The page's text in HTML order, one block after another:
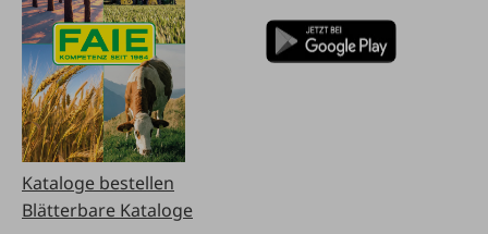
Kataloge bestellen
Blätterbare Kataloge